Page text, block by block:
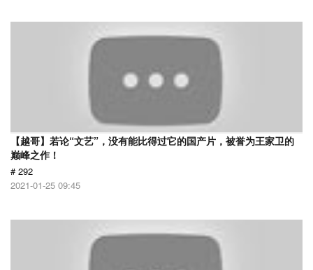
【越哥】若论“文艺”，没有能比得过它的国产片，被誉为王家卫的
巅峰之作！
# 292
2021-01-25 09:45